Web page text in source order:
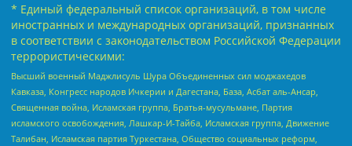
* Единый федеральный список организаций, в том числе
иностранных и международных организаций, признанных
в соответствии с законодательством Российской Федерации
террористическими:
Высший военный Маджлисуль Шура Объединенных сил моджахедов
Кавказа, Конгресс народов Ичкерии и Дагестана, База, Асбат аль-Ансар,
Священная война, Исламская группа, Братья-мусульмане, Партия
исламского освобождения, Лашкар-И-Тайба, Исламская группа, Движение
Талибан, Исламская партия Туркестана, Общество социальных реформ,